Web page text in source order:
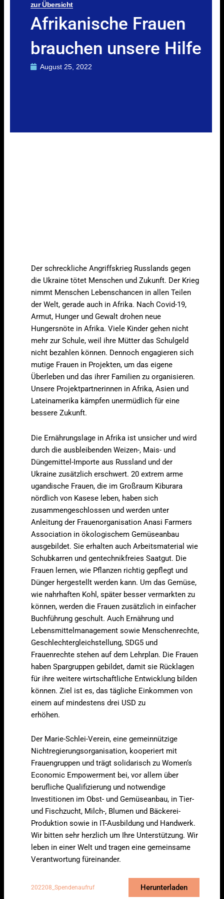
zur Übersicht
Afrikanische Frauen
brauchen unsere Hilfe
August 25, 2022
Der schreckliche Angriffskrieg Russlands gegen
die Ukraine tötet Menschen und Zukunft. Der Krieg
nimmt Menschen Lebenschancen in allen Teilen
der Welt, gerade auch in Afrika. Nach Covid-19,
Armut, Hunger und Gewalt drohen neue
Hungersnöte in Afrika. Viele Kinder gehen nicht
mehr zur Schule, weil ihre Mütter das Schulgeld
nicht bezahlen können. Dennoch engagieren sich
mutige Frauen in Projekten, um das eigene
Überleben und das ihrer Familien zu organisieren.
Unsere Projektpartnerinnen in Afrika, Asien und
Lateinamerika kämpfen unermüdlich für eine
bessere Zukunft.
Die Ernährungslage in Afrika ist unsicher und wird
durch die ausbleibenden Weizen-, Mais- und
Düngemittel-Importe aus Russland und der
Ukraine zusätzlich erschwert. 20 extrem arme
ugandische Frauen, die im Großraum Kiburara
nördlich von Kasese leben, haben sich
zusammengeschlossen und werden unter
Anleitung der Frauenorganisation Anasi Farmers
Association in ökologischem Gemüseanbau
ausgebildet. Sie erhalten auch Arbeitsmaterial wie
Schubkarren und gentechnikfreies Saatgut. Die
Frauen lernen, wie Pflanzen richtig gepflegt und
Dünger hergestellt werden kann. Um das Gemüse,
wie nahrhaften Kohl, später besser vermarkten zu
können, werden die Frauen zusätzlich in einfacher
Buchführung geschult. Auch Ernährung und
Lebensmittelmanagement sowie Menschenrechte,
Geschlechtergleichstellung, SDG5 und
Frauenrechte stehen auf dem Lehrplan. Die Frauen
haben Spargruppen gebildet, damit sie Rücklagen
für ihre weitere wirtschaftliche Entwicklung bilden
können. Ziel ist es, das tägliche Einkommen von
einem auf mindestens drei USD zu
erhöhen.
Der Marie-Schlei-Verein, eine gemeinnützige
Nichtregierungsorganisation, kooperiert mit
Frauengruppen und trägt solidarisch zu Women‘s
Economic Empowerment bei, vor allem über
berufliche Qualifizierung und notwendige
Investitionen im Obst- und Gemüseanbau, in Tier-
und Fischzucht, Milch-, Blumen und Bäckerei-
Produktion sowie in IT-Ausbildung und Handwerk.
Wir bitten sehr herzlich um Ihre Unterstützung. Wir
leben in einer Welt und tragen eine gemeinsame
Verantwortung füreinander.
202208_Spendenaufruf Herunterladen